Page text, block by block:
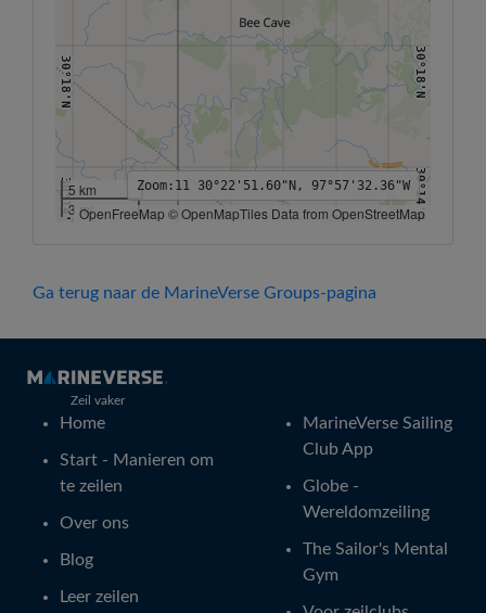
30°14'N 30°14'N
30°18'N 30°18'N
5 km
3 miOpenFreeMap © OpenMapTiles Data from OpenStreetMap
Zoom: 11 30°22'51.60"N, 97°57'32.36"W
Ga terug naar de MarineVerse Groups-pagina
Zeil vaker
Home
Start - Manieren om
te zeilen
Over ons
Blog
Leer zeilen
MarineVerse Sailing
Club App
Globe -
Wereldomzeiling
The Sailor's Mental
Gym